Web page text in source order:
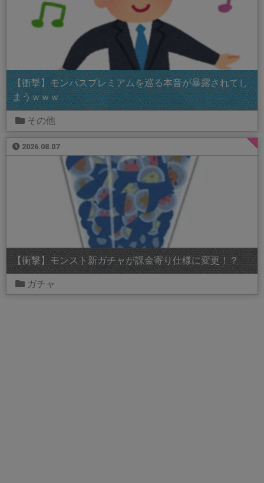
【衝撃】モンパスプレミアムを巡る本音が暴露されてし
まうｗｗｗ
その他
2026.08.07
【衝撃】モンスト新ガチャが課金寄り仕様に変更！？
ガチャ